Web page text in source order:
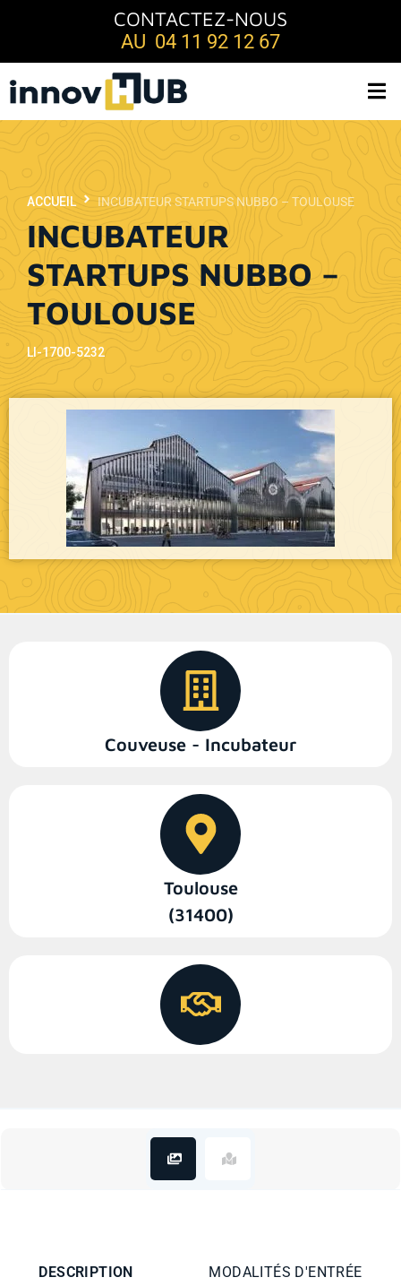
CONTACTEZ-NOUS
AU 04 11 92 12 67
INCUBATEUR
STARTUPS NUBBO –
TOULOUSE
ACCUEIL INCUBATEUR STARTUPS NUBBO – TOULOUSE
LI-1700-5232
Couveuse - Incubateur
Toulouse
(31400)
DESCRIPTION MODALITÉS D'ENTRÉE